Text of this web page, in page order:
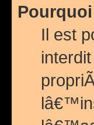
Il est